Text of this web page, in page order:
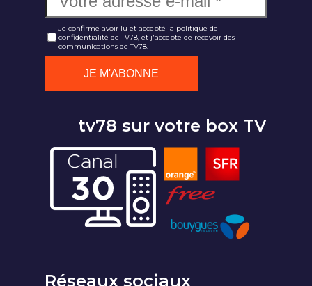
Je confirme avoir lu et accepté la politique de
confidentialité de TV78, et j'accepte de recevoir des
communications de TV78.
tv78 sur votre box TV
Réseaux sociaux